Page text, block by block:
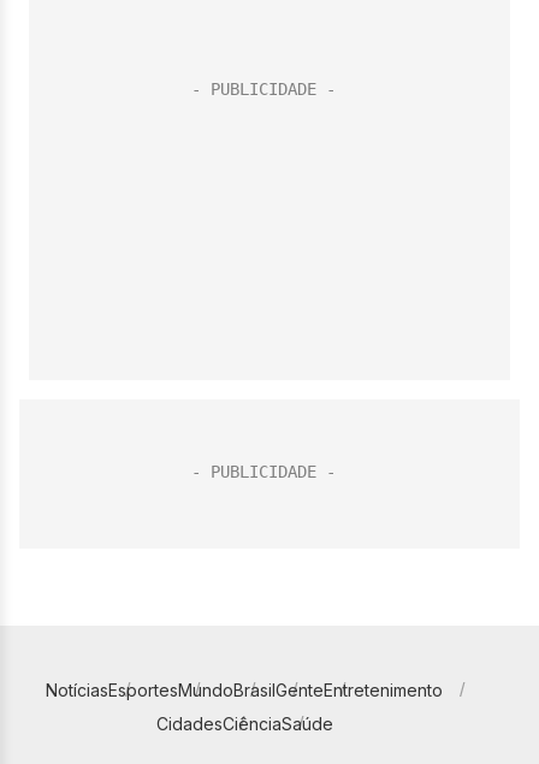
NotíciasEsportesMundoBrasilGenteEntretenimento
CidadesCiênciaSaúde